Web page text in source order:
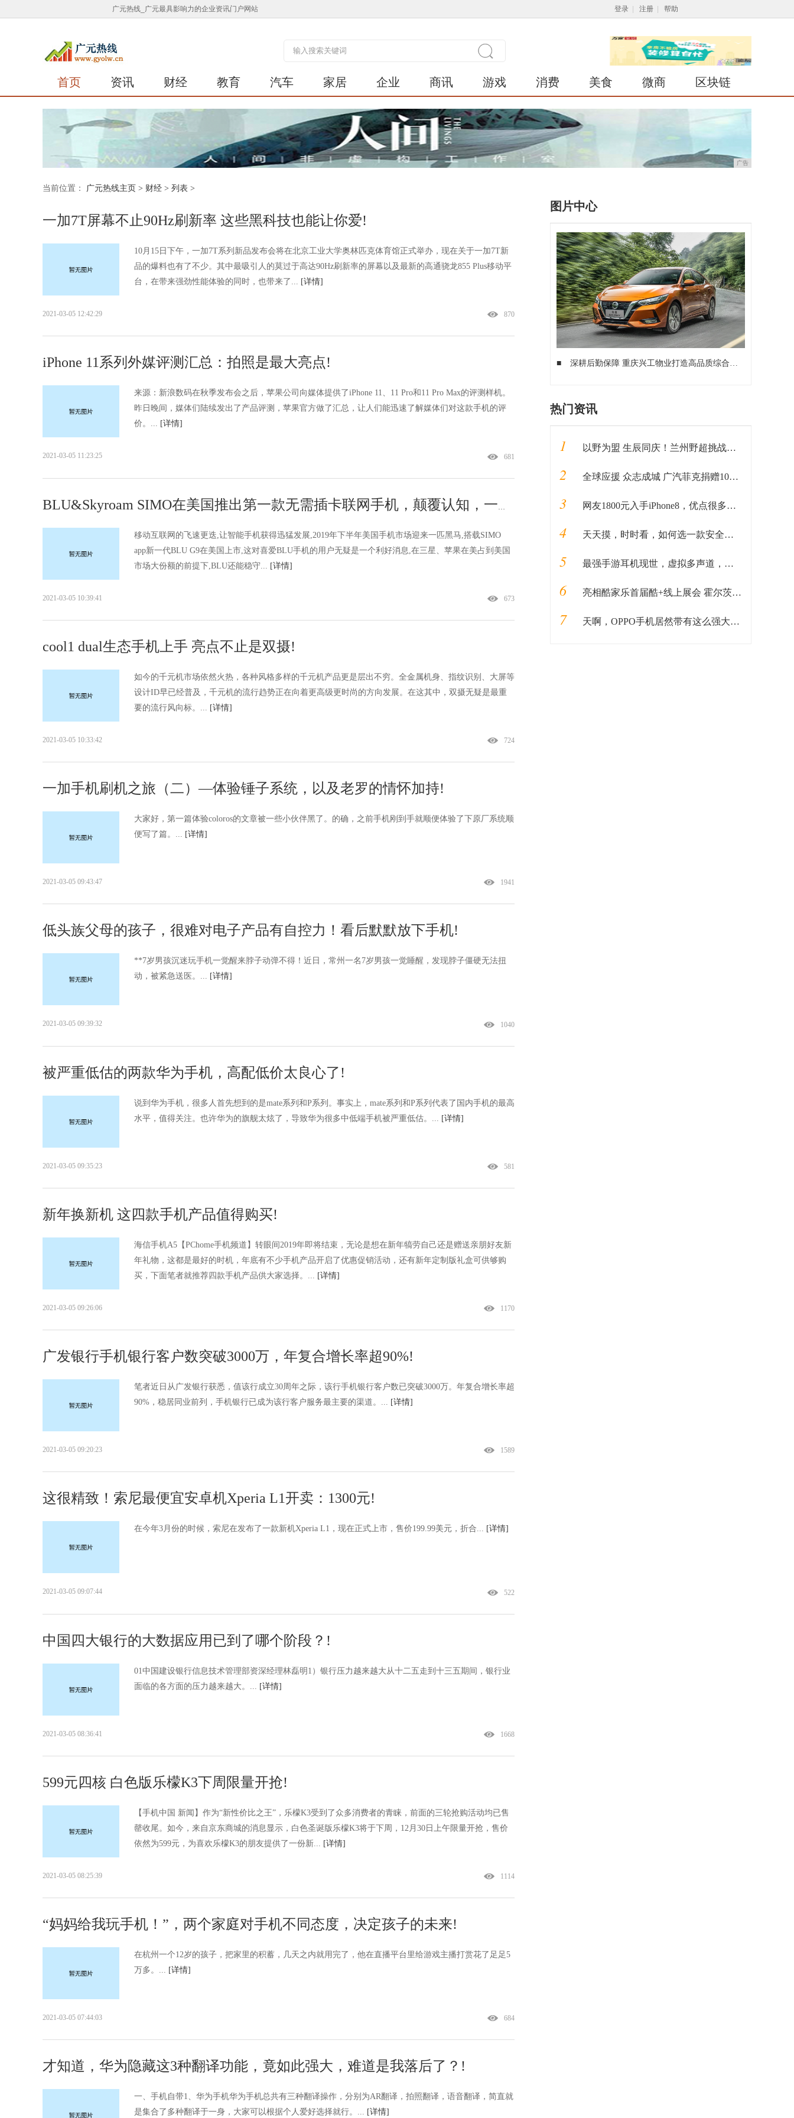
广元热线_广元最具影响力的企业资讯门户网站 登录 注册 帮助
首页 资讯 财经 教育 汽车 家居 企业 商讯 游戏 消费 美食 微商 区块链
广告
当前位置： 广元热线主页 > 财经 > 列表 >
一加7T屏幕不止90Hz刷新率 这些黑科技也能让你爱!
10月15日下午，一加7T系列新品发布会将在北京工业大学奥林匹克体育馆正式举办，现在关于一加7T新
品的爆料也有了不少。其中最吸引人的莫过于高达90Hz刷新率的屏幕以及最新的高通骁龙855 Plus移动平
台，在带来强劲性能体验的同时，也带来了... [详情]
870
2021-03-05 12:42:29
iPhone 11系列外媒评测汇总：拍照是最大亮点!
来源：新浪数码在秋季发布会之后，苹果公司向媒体提供了iPhone 11、11 Pro和11 Pro Max的评测样机。
昨日晚间，媒体们陆续发出了产品评测，苹果官方做了汇总，让人们能迅速了解媒体们对这款手机的评
价。... [详情]
681
2021-03-05 11:23:25
移动互联网的飞速更迭,让智能手机获得迅猛发展,2019年下半年美国手机市场迎来一匹黑马,搭载SIMO
app新一代BLU G9在美国上市,这对喜爱BLU手机的用户无疑是一个利好消息,在三星、苹果在美占到美国
市场大份额的前提下,BLU还能稳守... [详情]
673
2021-03-05 10:39:41
cool1 dual生态手机上手 亮点不止是双摄!
如今的千元机市场依然火热，各种风格多样的千元机产品更是层出不穷。全金属机身、指纹识别、大屏等
设计ID早已经普及，千元机的流行趋势正在向着更高级更时尚的方向发展。在这其中，双摄无疑是最重
要的流行风向标。...
[详情]
724
2021-03-05 10:33:42
一加手机刷机之旅（二）—体验锤子系统，以及老罗的情怀加持!
大家好，第一篇体验coloros的文章被一些小伙伴黑了。的确，之前手机刚到手就顺便体验了下原厂系统顺
便写了篇。... [详情]
1941
2021-03-05 09:43:47
低头族父母的孩子，很难对电子产品有自控力！看后默默放下手机!
**7岁男孩沉迷玩手机一觉醒来脖子动弹不得！近日，常州一名7岁男孩一觉睡醒，发现脖子僵硬无法扭
动，被紧急送医。... [详情]
1040
2021-03-05 09:39:32
被严重低估的两款华为手机，高配低价太良心了!
说到华为手机，很多人首先想到的是mate系列和P系列。事实上，mate系列和P系列代表了国内手机的最高
水平，值得关注。也许华为的旗舰太炫了，导致华为很多中低端手机被严重低估。... [详情]
581
2021-03-05 09:35:23
新年换新机 这四款手机产品值得购买!
海信手机A5【PChome手机频道】转眼间2019年即将结束，无论是想在新年犒劳自己还是赠送亲朋好友新
年礼物，这都是最好的时机，年底有不少手机产品开启了优惠促销活动，还有新年定制版礼盒可供够购
买，下面笔者就推荐四款手机产品供大家选择。...
[详情]
1170
2021-03-05 09:26:06
广发银行手机银行客户数突破3000万，年复合增长率超90%!
笔者近日从广发银行获悉，值该行成立30周年之际，该行手机银行客户数已突破3000万。年复合增长率超
90%，稳居同业前列，手机银行已成为该行客户服务最主要的渠道。... [详情]
1589
2021-03-05 09:20:23
这很精致！索尼最便宜安卓机Xperia L1开卖：1300元!
在今年3月份的时候，索尼在发布了一款新机Xperia L1，现在正式上市，售价199.99美元，折合... [详情]
522
2021-03-05 09:07:44
中国四大银行的大数据应用已到了哪个阶段？!
01中国建设银行信息技术管理部资深经理林磊明1）银行压力越来越大从十二五走到十三五期间，银行业
面临的各方面的压力越来越大。... [详情]
1668
2021-03-05 08:36:41
599元四核 白色版乐檬K3下周限量开抢!
【手机中国 新闻】作为“新性价比之王”，乐檬K3受到了众多消费者的青睐，前面的三轮抢购活动均已售
罄收尾。如今，来自京东商城的消息显示，白色圣诞版乐檬K3将于下周，12月30日上午限量开抢，售价
依然为599元，为喜欢乐檬K3的朋友提供了一份新...
[详情]
1114
2021-03-05 08:25:39
“妈妈给我玩手机！”，两个家庭对手机不同态度，决定孩子的未来!
在杭州一个12岁的孩子，把家里的积蓄，几天之内就用完了，他在直播平台里给游戏主播打赏花了足足5
万多。... [详情]
684
2021-03-05 07:44:03
才知道，华为隐藏这3种翻译功能，竟如此强大，难道是我落后了？!
一、手机自带1、华为手机华为手机总共有三种翻译操作，分别为AR翻译，拍照翻译，语音翻译，简直就
是集合了多种翻译于一身，大家可以根据个人爱好选择就行。... [详情]
图片中心
■ 深耕后勤保障 重庆兴工物业打造高品质综合物业服务
热门资讯
1 以野为盟 生辰同庆！兰州野超挑战完美收官
2 全球应援 众志成城 广汽菲克捐赠100万元物资助力抗“疫”
3 网友1800元入手iPhone8，优点很多，缺点也很明显
4 天天摸，时时看，如何选一款安全又耐用的手机保护套？
5 最强手游耳机现世，虚拟多声道，顶级 HIFI厂商背书，你喜欢吗
6 亮相酷家乐首届酷+线上展会 霍尔茨9大户型邀您抢鲜看！
7 天啊，OPPO手机居然带有这么强大的录音转换功能！你不会不知道吧